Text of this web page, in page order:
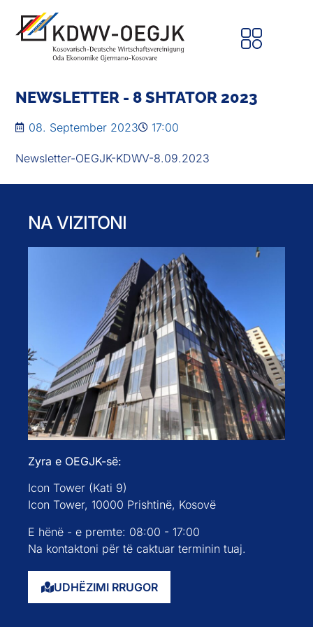
NEWSLETTER - 8 SHTATOR 2023
08. September 2023 17:00
Newsletter-OEGJK-KDWV-8.09.2023
NA VIZITONI
Zyra e OEGJK-së:
Icon Tower (Kati 9)
Icon Tower, 10000 Prishtinë, Kosovë
E hënë - e premte: 08:00 - 17:00
Na kontaktoni për të caktuar terminin tuaj.
UDHËZIMI RRUGOR